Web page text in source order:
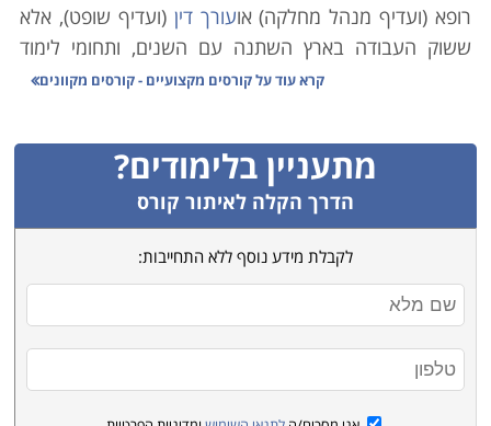
רופא (ועדיף מנהל מחלקה) אועורך דין (ועדיף שופט), אלא
ששוק העבודה בארץ השתנה עם השנים, ותחומי לימוד
אקדמיים רבים אינם מבטיחים עבודה יציבה ופרנסה בענף.
כמו כן ירידת קרנם (הבלתי-מוצדקת) של בתי הספר
המלמדים קורסים מקצועיים גרמה למחסור משמעותי במשק
בידיים עובדות ומיומנות בענפים שונים.
משרד הכלכלה הוא הגורם הממלכתי אשר מנסה לסייע
באיזון הנדרש, וגורמי המחקר הממונים בו פרסמו טבלה
זו אשר מנתחת את המקצועות השונים בהתאם לצרכי השוק,
הביקוש לעובדים והשכר על פי מקצועות. הנתונים בה
מצביעים במובהק על מגמות אשר ממילא מדובר בהן רבות.
ניתן להיווכח כי מקצועות "יוקרתיים" רבים סובלים מהעדר
ביקוש כמעט מוחלט, ביניהם ניתן למנות למשל ביולוגים,
קרא עוד עלקורסים מקצועיים - קורסים מקוונים
מתעניין בלימודים?
הדרך הקלה לאיתור קורס
לקבלת מידע נוסף ללא התחייבות: